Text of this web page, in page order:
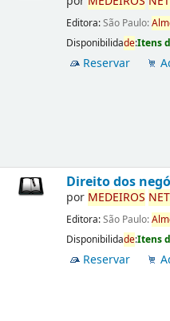
Editora:São Paulo:
Disponibilidade:Itens
Reservar
Direito dos
por MEDEIROS
Editora:São Paulo:
Disponibilidade:Itens
Reservar